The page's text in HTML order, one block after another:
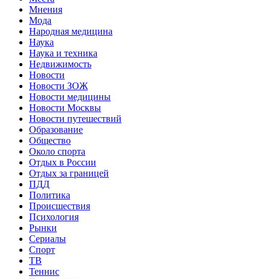
Мнения
Мода
Народная медицина
Наука
Наука и техника
Недвижимость
Новости
Новости ЗОЖ
Новости медицины
Новости Москвы
Новости путешествий
Образование
Общество
Около спорта
Отдых в России
Отдых за границей
ПДД
Политика
Происшествия
Психология
Рынки
Сериалы
Спорт
ТВ
Теннис